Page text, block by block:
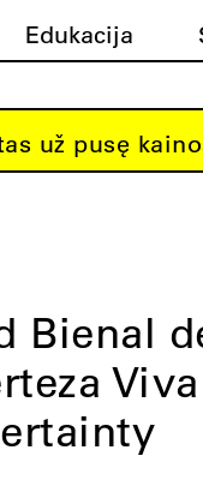
Edukacija
už pusę
Bienal